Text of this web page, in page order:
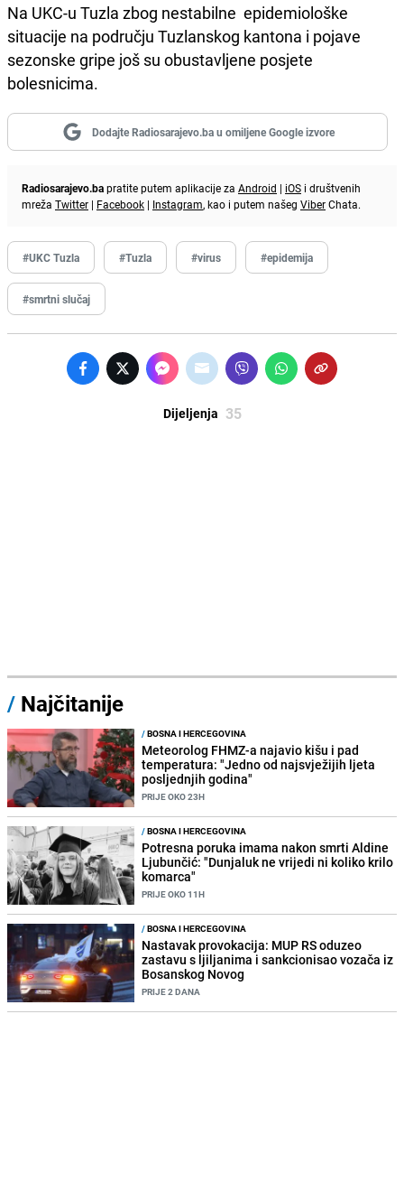
Na UKC-u Tuzla zbog nestabilne epidemiološke
situacije na području Tuzlanskog kantona i pojave
sezonske gripe još su obustavljene posjete
bolesnicima.
Dodajte Radiosarajevo.ba u omiljene Google izvore
Radiosarajevo.bapratite putem aplikacije za Android | iOS i društvenih
mreža Twitter | Facebook | Instagram, kao i putem našeg ViberChata.
#UKC Tuzla #Tuzla #virus #epidemija
#smrtni slučaj
Dijeljenja 35
/ Najčitanije
/BOSNA I HERCEGOVINA
Meteorolog FHMZ-a najavio kišu i pad
temperatura: "Jedno od najsvježijih ljeta
posljednjih godina"
PRIJE OKO 23H
/BOSNA I HERCEGOVINA
Potresna poruka imama nakon smrti Aldine
Ljubunčić: "Dunjaluk ne vrijedi ni koliko krilo
komarca"
PRIJE OKO 11H
/BOSNA I HERCEGOVINA
Nastavak provokacija: MUP RS oduzeo
zastavu s ljiljanima i sankcionisao vozača iz
Bosanskog Novog
PRIJE 2 DANA